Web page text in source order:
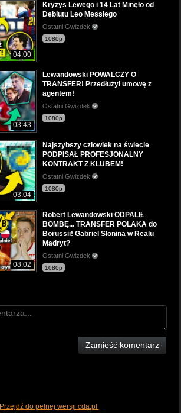
04:00
Kryzys Lewego i 14 Lat Minęło od
Debiutu Leo Messiego
Ostatni Gwizdek
1080p
03:43
Lewandowski POWALCZY O
TRANSFER! Przedłużył umowę z
agentem!
Ostatni Gwizdek
1080p
03:04
Najszybszy człowiek na świecie
PODPISAŁ PROFESJONALNY
KONTRAKT Z KLUBEM!
Ostatni Gwizdek
1080p
08:02
Robert Lewandowski ODPALIŁ
BOMBĘ... TRANSFER POLAKA do
Borussii! Gabriel Slonina w Realu
Madryt?
Ostatni Gwizdek
1080p
Zamieść komentarz
Przejdź do pełnej wersji cda.pl